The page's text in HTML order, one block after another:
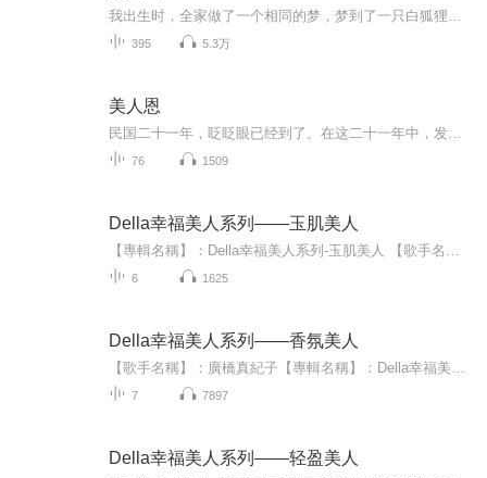
395 5.3万
美人恩
76 1509
Della幸福美人系列——玉肌美人
6 1625
Della幸福美人系列——香氛美人
7 7897
Della幸福美人系列——轻盈美人